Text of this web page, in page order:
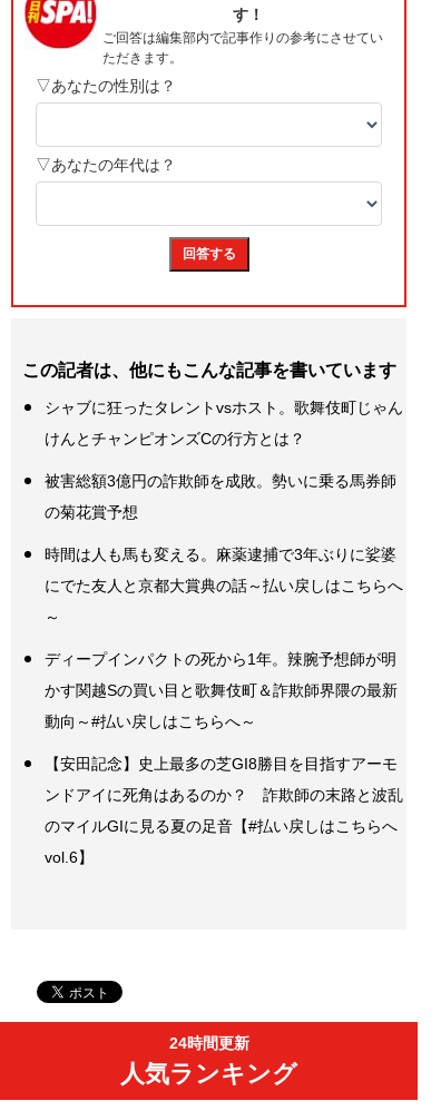
この記者は、他にもこんな記事を書いています
シャブに狂ったタレントvsホスト。歌舞伎町じゃん
けんとチャンピオンズCの行方とは？
被害総額3億円の詐欺師を成敗。勢いに乗る馬券師
の菊花賞予想
時間は人も馬も変える。麻薬逮捕で3年ぶりに娑婆
にでた友人と京都大賞典の話～払い戻しはこちらへ
～
ディープインパクトの死から1年。辣腕予想師が明
かす関越Sの買い目と歌舞伎町＆詐欺師界隈の最新
動向～#払い戻しはこちらへ～
【安田記念】史上最多の芝GI8勝目を目指すアーモ
ンドアイに死角はあるのか？ 詐欺師の末路と波乱
のマイルGIに見る夏の足音【#払い戻しはこちらへ
vol.6】
24時間更新
人気ランキング